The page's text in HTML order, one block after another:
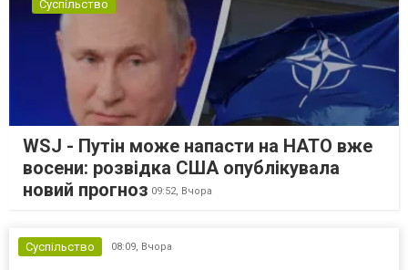
Суспільство
WSJ - Путін може напасти на НАТО вже
восени: розвідка США опублікувала
новий прогноз 09:52, Вчора
Суспільство 08:09, Вчора